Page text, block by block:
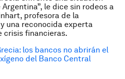
Argentina”, le dice sin rodeos a
profesora de la
una reconocida experta
crisis financieras.
los bancos no abrirán el
del Banco Central